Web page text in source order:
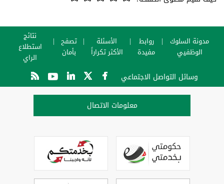
مدونة السلوك
الوظفيي
روابط
مفيدة
الأسئلة
الأكثر تكراراً
تصفح
بأمان
نتائج
استطلاع
الراي
وسائل التواصل الاجتماعي
معلومات الاتصال